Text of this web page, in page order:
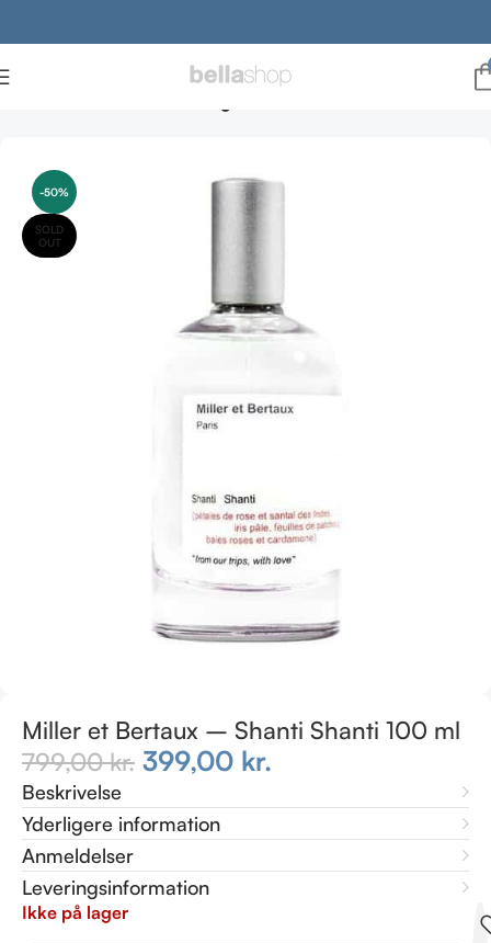
-50%
SOLD
OUT
Miller et Bertaux – Shanti Shanti 100 ml
799,00kr. 399,00 kr.
Beskrivelse
Yderligere information
Anmeldelser
Leveringsinformation
Ikke på lager